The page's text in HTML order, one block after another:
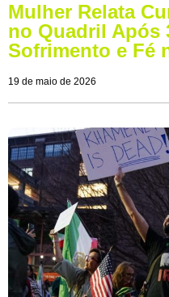
Mulher Relata
no Quadril Após
Sofrimento e Fé
19 de maio de 2026